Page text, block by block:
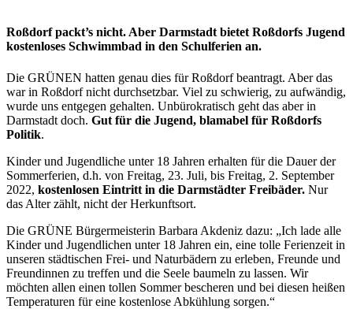
Roßdorf packt’s nicht. Aber Darmstadt bietet Roßdorfs Jugend
kostenloses Schwimmbad in den Schulferien an.
Die GRÜNEN hatten genau dies für Roßdorf beantragt. Aber das
war in Roßdorf nicht durchsetzbar. Viel zu schwierig, zu aufwändig,
wurde uns entgegen gehalten. Unbürokratisch geht das aber in
Darmstadt doch. Gut für die Jugend, blamabel für Roßdorfs
Politik.
Kinder und Jugendliche unter 18 Jahren erhalten für die Dauer der
Sommerferien, d.h. von Freitag, 23. Juli, bis Freitag, 2. September
2022, kostenlosen Eintritt in die Darmstädter Freibäder. Nur
das Alter zählt, nicht der Herkunftsort.
Die GRÜNE Bürgermeisterin Barbara Akdeniz dazu: „Ich lade alle
Kinder und Jugendlichen unter 18 Jahren ein, eine tolle Ferienzeit in
unseren städtischen Frei- und Naturbädern zu erleben, Freunde und
Freundinnen zu treffen und die Seele baumeln zu lassen. Wir
möchten allen einen tollen Sommer bescheren und bei diesen heißen
Temperaturen für eine kostenlose Abkühlung sorgen.“